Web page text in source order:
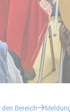
den Bereich